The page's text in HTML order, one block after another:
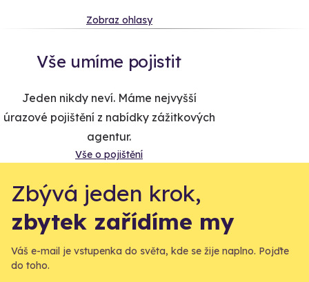
Zobraz ohlasy
Vše umíme pojistit
Jeden nikdy neví. Máme nejvyšší
úrazové pojištění z nabídky zážitkových
agentur.
Vše o pojištění
Zbývá jeden krok,
zbytek zařídíme my
Váš e-mail je vstupenka do světa, kde se žije naplno. Pojďte
do toho.